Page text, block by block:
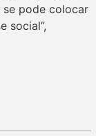
pode colocar
social”,